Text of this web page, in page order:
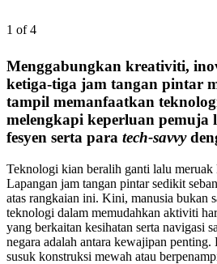
1 of 4
Menggabungkan kreativiti,
ketiga-tiga jam tangan pintar
tampil memanfaatkan
melengkapi keperluan
fesyen serta para tech-savvy
Teknologi kian beralih ganti lalu
Lapangan jam tangan pintar sedikit
atas rangkaian ini. Kini, manusia bukan
teknologi dalam memudahkan aktiviti
yang berkaitan kesihatan serta navigasi
negara adalah antara kewajipan
susuk konstruksi mewah atau